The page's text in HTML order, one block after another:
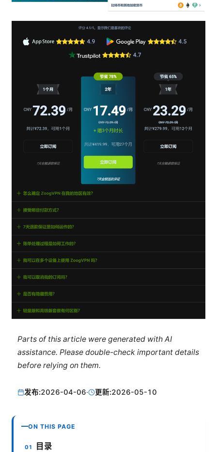
Parts of this article were generated with AI
assistance. Please double-check important details
before relying on them.
发布:2026-04-06· 更新:2026-05-10
ON THIS PAGE
目录